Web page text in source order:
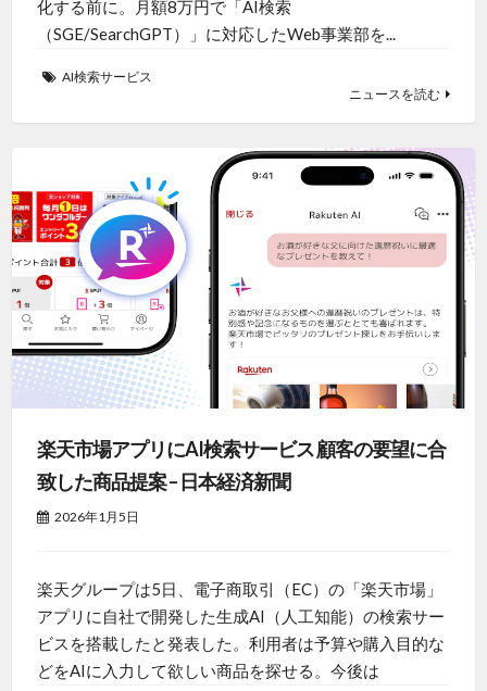
化する前に。月額8万円で「AI検索
（SGE/SearchGPT）」に対応したWeb事業部を...
AI検索サービス
ニュースを読む
楽天市場アプリにAI検索サービス 顧客の要望に合
致した商品提案 – 日本経済新聞
2026年1月5日
楽天グループは5日、電子商取引（EC）の「楽天市場」
アプリに自社で開発した生成AI（人工知能）の検索サー
ビスを搭載したと発表した。利用者は予算や購入目的な
どをAIに入力して欲しい商品を探せる。今後は